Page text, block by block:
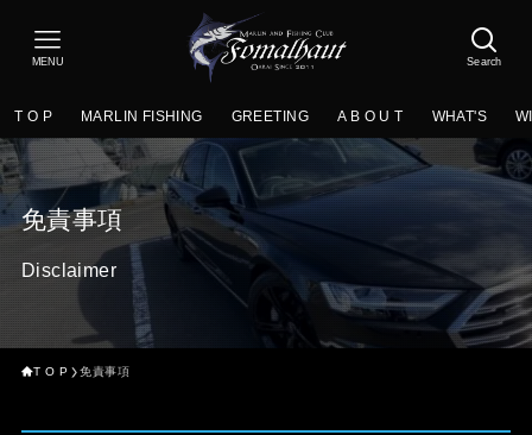
Search
MENU
T O P MARLIN FISHING GREETING A B O U T WHAT'S
免責事項
Disclaimer
T O P 免責事項